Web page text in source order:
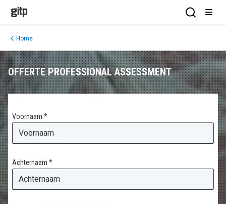
GITP
Open
Home
OFFERTE PROFESSIONAL ASSESSMENT
Voornaam *
Achternaam *